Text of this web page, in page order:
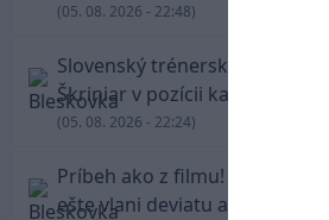
(05. 08. 2026 - 22:48)
Slovenský trénerský súboj pre
Škriniar v pozícii kapitána
(05. 08. 2026 - 22:24)
Príbeh ako z filmu! Hrdina
ešte vlani deviatu anglickú ligu